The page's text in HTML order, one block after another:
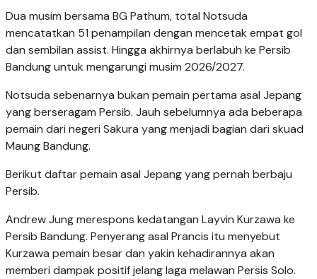
Dua musim bersama BG Pathum, total Notsuda
mencatatkan 51 penampilan dengan mencetak empat gol
dan sembilan assist. Hingga akhirnya berlabuh ke Persib
Bandung untuk mengarungi musim 2026/2027.
Notsuda sebenarnya bukan pemain pertama asal Jepang
yang berseragam Persib. Jauh sebelumnya ada beberapa
pemain dari negeri Sakura yang menjadi bagian dari skuad
Maung Bandung.
Berikut daftar pemain asal Jepang yang pernah berbaju
Persib.
Andrew Jung merespons kedatangan Layvin Kurzawa ke
Persib Bandung. Penyerang asal Prancis itu menyebut
Kurzawa pemain besar dan yakin kehadirannya akan
memberi dampak positif jelang laga melawan Persis Solo.